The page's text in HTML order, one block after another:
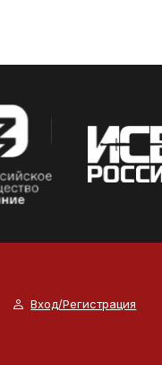
Вход/Регистрация